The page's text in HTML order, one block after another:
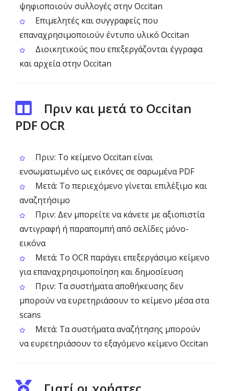
ψηφιοποιούν συλλογές στην Occitan
Επιμελητές και συγγραφείς που
επαναχρησιμοποιούν έντυπο υλικό Occitan
Διοικητικούς που επεξεργάζονται έγγραφα
και αρχεία στην Occitan
Πριν και μετά το Occitan
PDF OCR
Πριν: Το κείμενο Occitan είναι
ενσωματωμένο ως εικόνες σε σαρωμένα PDF
Μετά: Το περιεχόμενο γίνεται επιλέξιμο και
αναζητήσιμο
Πριν: Δεν μπορείτε να κάνετε με αξιοπιστία
αντιγραφή ή παραπομπή από σελίδες μόνο-
εικόνα
Μετά: Το OCR παράγει επεξεργάσιμο κείμενο
για επαναχρησιμοποίηση και δημοσίευση
Πριν: Τα συστήματα αποθήκευσης δεν
μπορούν να ευρετηριάσουν το κείμενο μέσα στα
scans
Μετά: Τα συστήματα αναζήτησης μπορούν
να ευρετηριάσουν το εξαγόμενο κείμενο Occitan